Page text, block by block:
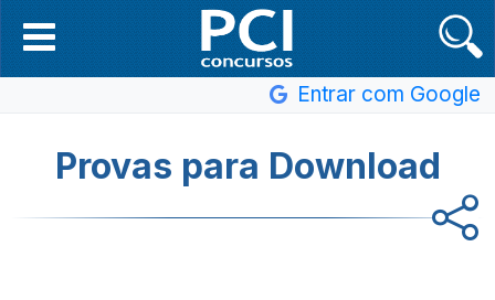
Entrar com Google
Provas para Download